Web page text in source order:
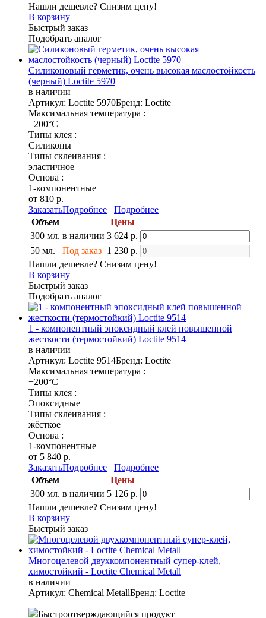
Нашли дешевле? Снизим цену!
В корзину
Быстрый заказ
Подобрать аналог
Силиконовый герметик, очень высокая маслостойкость
(черный) Loctite 5970
в наличии
Артикул: Loctite 5970Бренд: Loctite
Максимальная температура :
+200°C
Типы клея :
Силиконы
Типы склеивания :
эластичное
Основа :
1-компонентные
от 810 р.
ЗаказатьПодробнее
Подробнее
Объем
Цены
300 мл. в наличии 3 624 р.
50 мл.
Под заказ 1 230 р.
Нашли дешевле? Снизим цену!
В корзину
Быстрый заказ
Подобрать аналог
1 - компонентный эпоксидный клей повышенной
жесткости (термостойкий) Loctite 9514
в наличии
Артикул: Loctite 9514Бренд: Loctite
Максимальная температура :
+200°C
Типы клея :
Эпоксидные
Типы склеивания :
жёсткое
Основа :
1-компонентные
от 5 840 р.
ЗаказатьПодробнее
Подробнее
Объем
Цены
300 мл. в наличии 5 126 р.
Нашли дешевле? Снизим цену!
В корзину
Быстрый заказ
Многоцелевой двухкомпонентный супер-клей,
химостойкий - Loctite Chemical Metall
в наличии
Артикул: Chemical MetallБренд: Loctite
Быстроотверждающийся продукт